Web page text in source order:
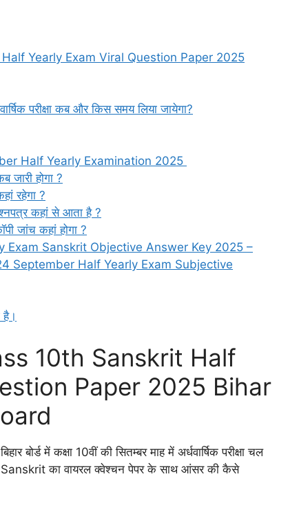
Yearly Exam Viral Question Paper 2025
परीक्षा कब और किस समय लिया जायेगा?
Half Yearly Examination 2025
जारी होगा ?
रहेगा ?
प्रश्नपत्र कहां से आता है ?
जांच कहां होगा ?
Exam Sanskrit Objective Answer Key 2025 –
September Half Yearly Exam Subjective
है।
10th Sanskrit Half
Paper 2025 Bihar
में कक्षा 10वीं की सितम्बर माह में अर्धवार्षिक परीक्षा चल
Sanskrit का वायरल क्वेश्चन पेपर के साथ आंसर की कैसे